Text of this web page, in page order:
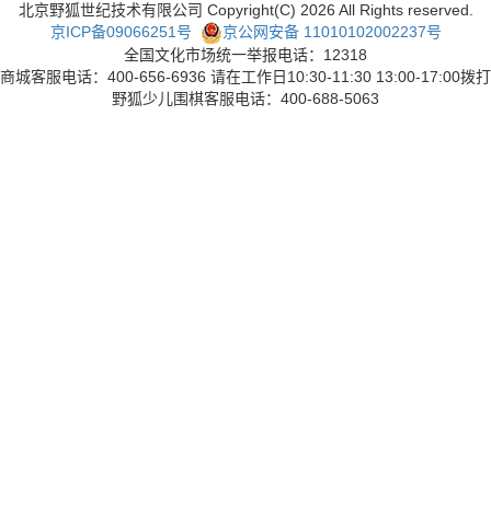
北京野狐世纪技术有限公司 Copyright(C) 2026 All Rights reserved.
京ICP备09066251号
京公网安备 11010102002237号
全国文化市场统一举报电话：12318
商城客服电话：400-656-6936 请在工作日10:30-11:30 13:00-17:00拨打
野狐少儿围棋客服电话：400-688-5063